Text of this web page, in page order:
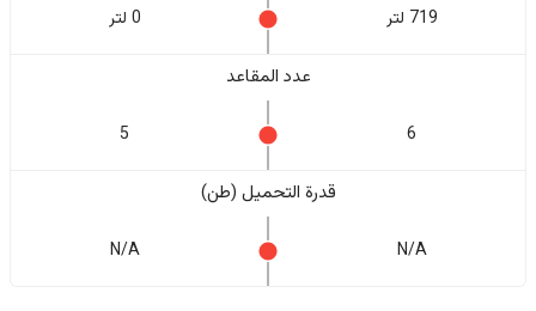
719 لتر 0 لتر
عدد المقاعد
6
5
قدرة التحميل (طن)
N/A
N/A